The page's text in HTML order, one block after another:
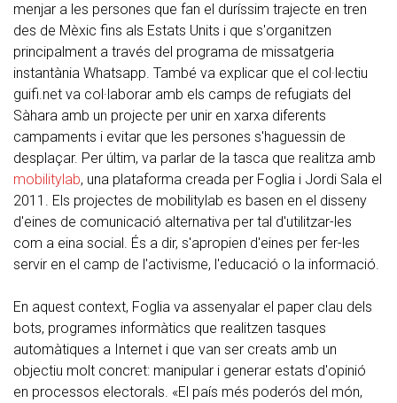
menjar a les persones que fan el duríssim trajecte en tren
des de Mèxic fins als Estats Units i que s'organitzen
principalment a través del programa de missatgeria
instantània Whatsapp. També va explicar que el col·lectiu
guifi.net va col·laborar amb els camps de refugiats del
Sàhara amb un projecte per unir en xarxa diferents
campaments i evitar que les persones s'haguessin de
desplaçar. Per últim, va parlar de la tasca que realitza amb
mobilitylab, una plataforma creada per Foglia i Jordi Sala el
2011. Els projectes de mobilitylab es basen en el disseny
d'eines de comunicació alternativa per tal d'utilitzar-les
com a eina social. És a dir, s'apropien d'eines per fer-les
servir en el camp de l'activisme, l'educació o la informació.
En aquest context, Foglia va assenyalar el paper clau dels
bots, programes informàtics que realitzen tasques
automàtiques a Internet i que van ser creats amb un
objectiu molt concret: manipular i generar estats d'opinió
en processos electorals. «El país més poderós del món,